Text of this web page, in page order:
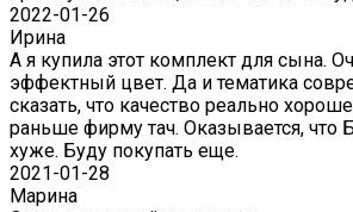
2022-01-26
Ирина
А я купила этот комплект для сына.
эффектный цвет. Да и тематика
сказать, что качество реально
раньше фирму тач. Оказывается, что
хуже. Буду покупать еще.
2021-01-28
Марина